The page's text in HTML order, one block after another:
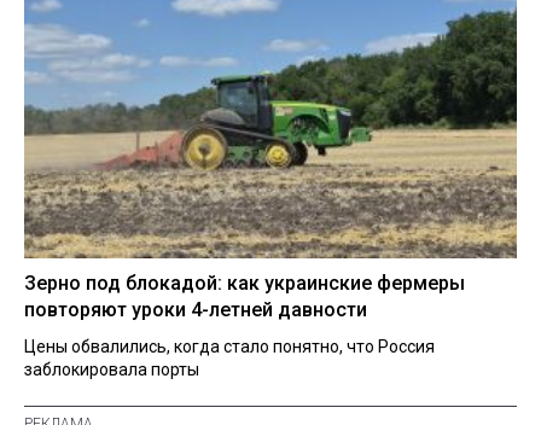
Зерно под блокадой: как украинские фермеры
повторяют уроки 4-летней давности
Цены обвалились, когда стало понятно, что Россия
заблокировала порты